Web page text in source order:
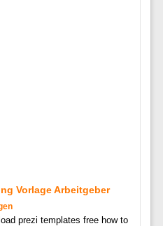
Vorlage Arbeitgeber
prezi templates free how to